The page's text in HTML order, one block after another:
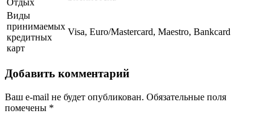
Отдых
Виды
принимаемых
кредитных
карт
Visa, Euro/Mastercard, Maestro, Bankcard
Добавить комментарий
Ваш e-mail не будет опубликован. Обязательные поля
помечены *